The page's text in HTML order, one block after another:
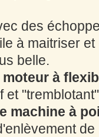
des
à maitriser
belle.
à
et
machine à